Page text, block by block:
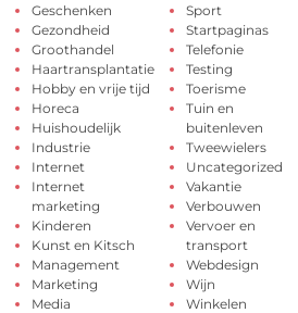
Geschenken
Gezondheid
Groothandel
Haartransplantatie
Hobby en vrije tijd
Horeca
Huishoudelijk
Industrie
Internet
Internet
marketing
Kinderen
Kunst en Kitsch
Management
Marketing
Media
Sport
Startpaginas
Telefonie
Testing
Toerisme
Tuin en
buitenleven
Tweewielers
Uncategorized
Vakantie
Verbouwen
Vervoer en
transport
Webdesign
Wijn
Winkelen